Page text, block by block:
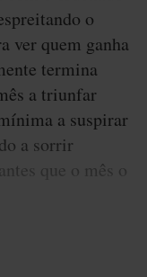
o
ver quem ganha
termina
a triunfar
a suspirar
a sorrir
que o mês o